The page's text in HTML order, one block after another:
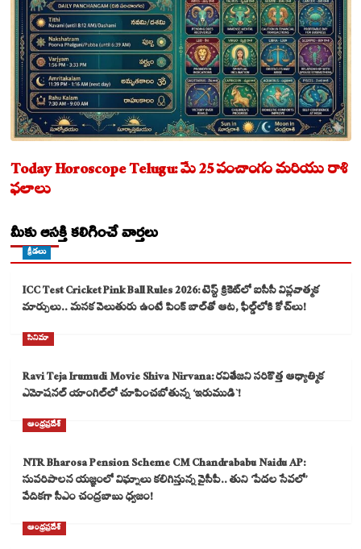
Today Horoscope Telugu: మే 25 పంచాంగం మరియు రాశి
ఫలాలు
మీకు ఆసక్తి కలిగించే వార్తలు
క్రీడలు
ICC Test Cricket Pink Ball Rules 2026: టెస్ట్ క్రికెట్‌లో ఐసీసీ విప్లవాత్మక
మార్పులు.. మసక వెలుతురు ఉంటే పింక్ బాల్‌తో ఆట, ఫీల్డ్‌లోకి కోచ్‌లు!
సినిమా
Ravi Teja Irumudi Movie Shiva Nirvana: రవితేజని సరికొత్త ఆధ్యాత్మిక
ఎమోషనల్ యాంగిల్‌లో చూపించబోతున్న ‘ఇరుముడి`!
ఆంధ్రప్రదేశ్
NTR Bharosa Pension Scheme CM Chandrababu Naidu AP:
సుపరిపాలన యజ్ఞంలో విఘ్నాలు కలిగిస్తున్న వైసీపీ.. తుని ‘పేదల సేవలో’
వేదికగా సీఎం చంద్రబాబు ధ్వజం!
ఆంధ్రప్రదేశ్